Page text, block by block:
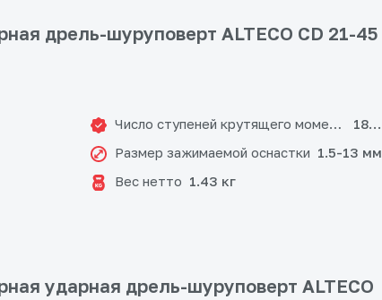
дрель-шуруповерт ALTECO CD 21-45
Число ступеней крутящего момента
18+1
Размер зажимаемой оснастки 1.5-13 мм
Вес нетто 1.43 кг
ударная дрель-шуруповерт ALTECO